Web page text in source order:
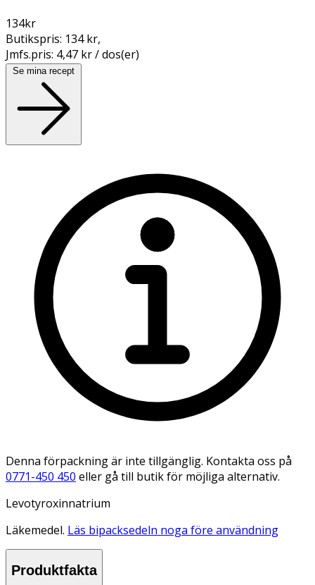
134kr
Butikspris: 134 kr,
Jmfs.pris: 4,47 kr / dos(er)
Se mina recept
Denna förpackning är inte tillgänglig. Kontakta oss på
0771-450 450 eller gå till butik för möjliga alternativ.
Levotyroxinnatrium
Läkemedel. Läs bipacksedeln noga före användning
Produktfakta